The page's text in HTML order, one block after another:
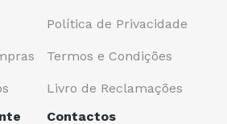
Política de Privacidade
Termos e Condições
Livro de Reclamações
Contactos